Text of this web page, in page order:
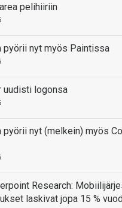
pelihiiriin
pyörii nyt myös Paintissa
uudisti logonsa
pyörii nyt (melkein) myös
Research:
laskivat jopa 15 %